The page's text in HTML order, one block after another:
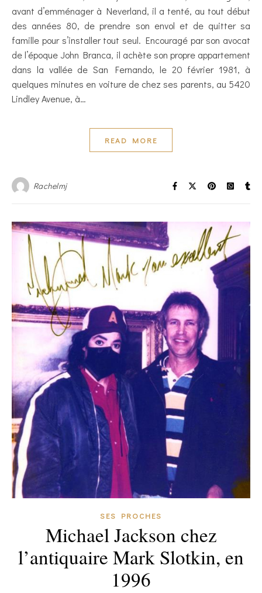
avant d’emménager à Neverland, il a tenté, au tout début
des années 80, de prendre son envol et de quitter sa
famille pour s’installer tout seul. Encouragé par son avocat
de l’époque John Branca, il achète son propre appartement
dans la vallée de San Fernando, le 20 février 1981, à
quelques minutes en voiture de chez ses parents, au 5420
Lindley Avenue, à…
READ MORE
Rachelmj
SES PROCHES
Michael Jackson chez
l’antiquaire Mark Slotkin, en
1996